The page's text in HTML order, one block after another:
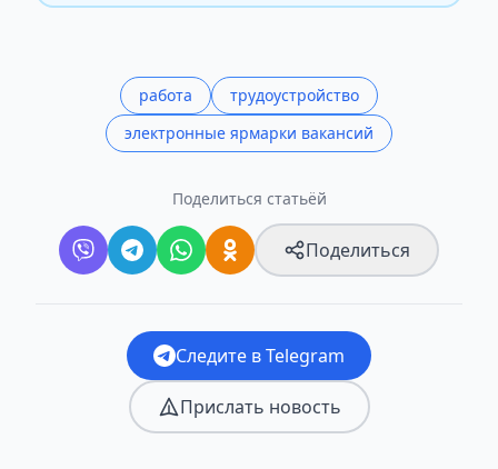
работа
трудоустройство
электронные ярмарки вакансий
Поделиться статьёй
Поделиться
Следите в Telegram
Прислать новость